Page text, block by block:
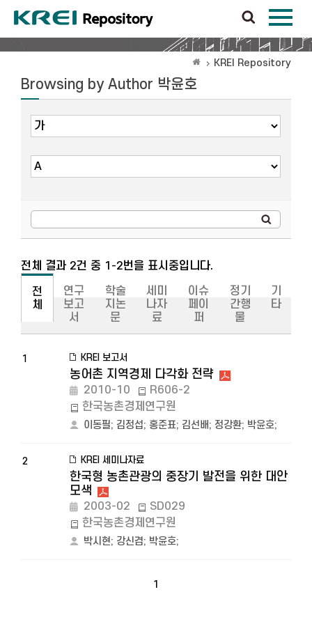
KREI Repository
Browsing by Author 박윤호
전체 결과 2건 중 1-2번을 표시중입니다.
전
체
연구
보고
서
학술
지논
문
세미
나자
료
이슈
페이
퍼
정기
간행
물
기
타
1 KREI 보고서
농어촌 지역경제 다각화 전략
2010-10
R606-2
한국농촌경제연구원
이동필; 김정섭; 홍준표; 김선배; 정강환; 박윤호;
2 KREI 세미나자료
한국형 농촌관광의 중장기 발전을 위한 대안
모색
2003-02
SD029
한국농촌경제연구원
박시현; 강신겸; 박윤호;
1